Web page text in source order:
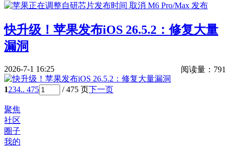
快升级！苹果发布iOS 26.5.2：修复大量
漏洞
2026-7-1 16:25 阅读量：791
1234.. 475 / 475 页下一页
聚焦
社区
圈子
我的